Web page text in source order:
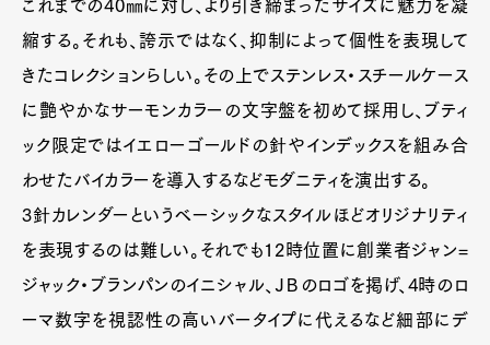
これまでの40㎜に対し、より引き締まったサイズに魅力を凝
縮する。それも、誇示ではなく、抑制によって個性を表現して
きたコレクションらしい。その上でステンレス・スチールケース
に艶やかなサーモンカラーの文字盤を初めて採用し、ブティ
ック限定ではイエローゴールドの針やインデックスを組み合
わせたバイカラーを導入するなどモダニティを演出する。
3針カレンダーというベーシックなスタイルほどオリジナリティ
を表現するのは難しい。それでも12時位置に創業者ジャン=
ジャック・ブランパンのイニシャル、ＪＢのロゴを掲げ、4時のロ
ーマ数字を視認性の高いバータイプに代えるなど細部にデ